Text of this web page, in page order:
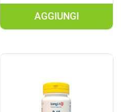
AGGIUNGI
AGGIUNGI
1000